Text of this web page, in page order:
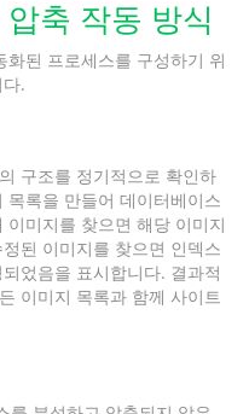
축 작동 방식
된 프로세스를 구성하기 위
.
구조를 정기적으로 확인하
록을 만들어 데이터베이스
미지를 찾으면 해당 이미지
된 이미지를 찾으면 인덱스
었음을 표시합니다. 결과적
이미지 목록과 함께 사이트